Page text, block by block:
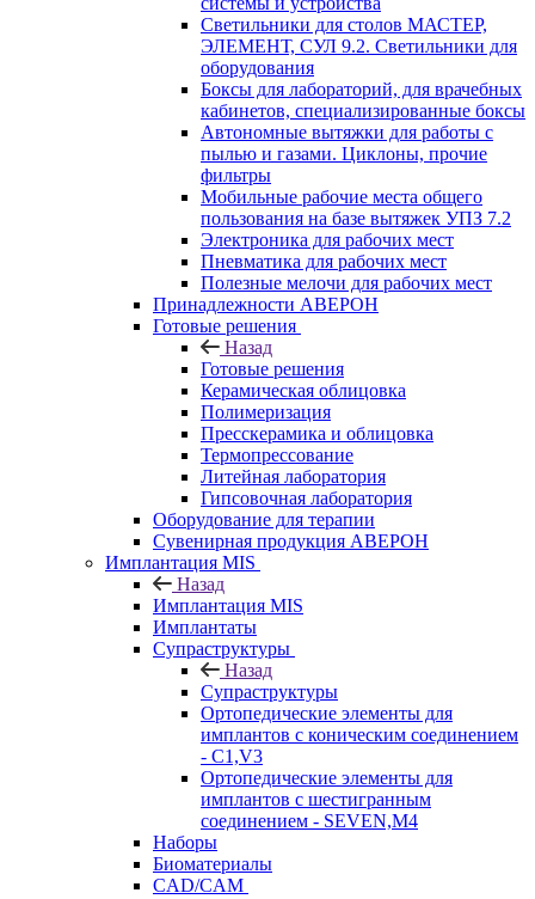
Светильники для столов МАСТЕР,
ЭЛЕМЕНТ, СУЛ 9.2. Светильники для
оборудования
Боксы для лабораторий, для врачебных
кабинетов, специализированные боксы
Автономные вытяжки для работы с
пылью и газами. Циклоны, прочие
фильтры
Мобильные рабочие места общего
пользования на базе вытяжек УПЗ 7.2
Электроника для рабочих мест
Пневматика для рабочих мест
Полезные мелочи для рабочих мест
Принадлежности АВЕРОН
Готовые решения
Назад
Готовые решения
Керамическая облицовка
Полимеризация
Пресскерамика и облицовка
Термопрессование
Литейная лаборатория
Гипсовочная лаборатория
Оборудование для терапии
Сувенирная продукция АВЕРОН
Имплантация MIS
Назад
Имплантация MIS
Имплантаты
Супраструктуры
Назад
Супраструктуры
Ортопедические элементы для
имплантов с коническим соединением
- C1,V3
Ортопедические элементы для
имплантов с шестигранным
соединением - SEVEN,M4
Наборы
Биоматериалы
CAD/CAM